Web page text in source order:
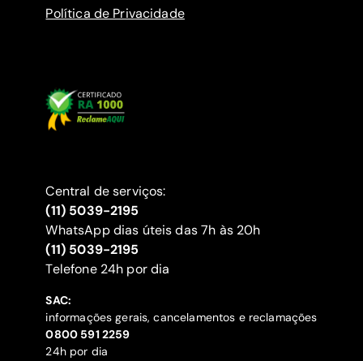
Política de Privacidade
Central de serviços:
(11) 5039-2195
WhatsApp dias úteis das 7h às 20h
(11) 5039-2195
‍Telefone 24h por dia
SAC:
informações gerais, cancelamentos e reclamações
‍0800 591 2259
24h por dia